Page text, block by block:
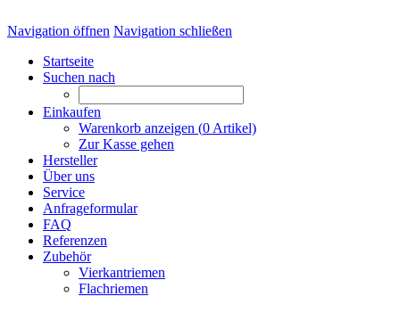
Navigation öffnen Navigation schließen
Startseite
Suchen nach
Einkaufen
Warenkorb anzeigen (0 Artikel)
Zur Kasse gehen
Hersteller
Über uns
Service
Anfrageformular
FAQ
Referenzen
Zubehör
Vierkantriemen
Flachriemen